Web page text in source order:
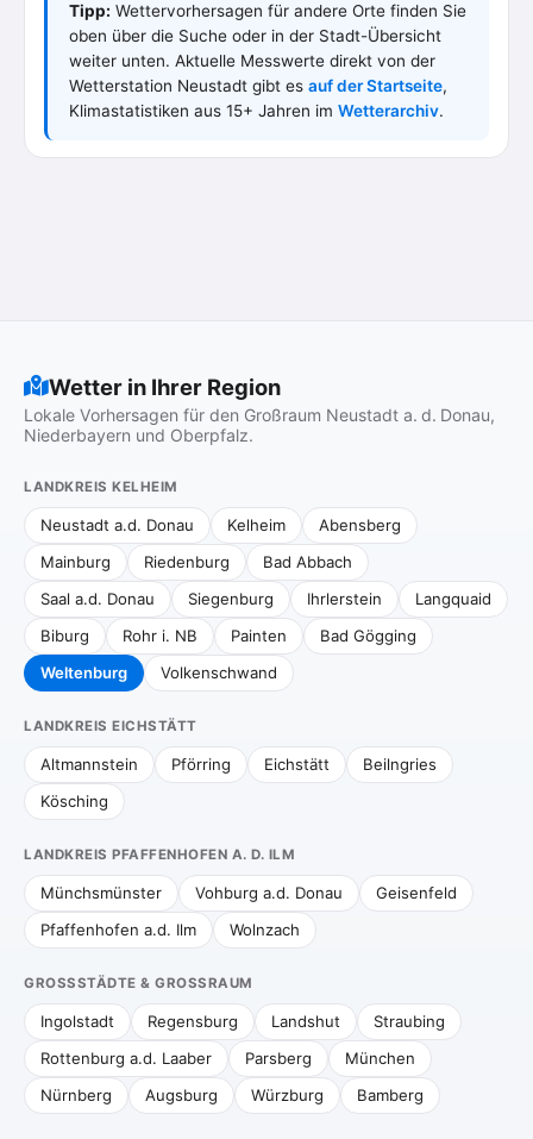
Tipp: Wettervorhersagen für andere Orte finden Sie
oben über die Suche oder in der Stadt-Übersicht
weiter unten. Aktuelle Messwerte direkt von der
Wetterstation Neustadt gibt es auf der Startseite,
Klimastatistiken aus 15+ Jahren im Wetterarchiv.
Wetter in Ihrer Region
Lokale Vorhersagen für den Großraum Neustadt a. d. Donau,
Niederbayern und Oberpfalz.
LANDKREIS KELHEIM
Neustadt a.d. Donau Kelheim
Abensberg
Mainburg
Riedenburg
Bad Abbach
Saal a.d. Donau
Siegenburg Ihrlerstein
Langquaid
Biburg
Rohr i. NB Painten
Bad Gögging
Weltenburg
Volkenschwand
LANDKREIS EICHSTÄTT
Altmannstein Pförring Eichstätt
Beilngries
Kösching
LANDKREIS PFAFFENHOFEN A. D. ILM
Münchsmünster Vohburg a.d. Donau
Geisenfeld
Pfaffenhofen a.d. Ilm
Wolnzach
GROSSSTÄDTE & GROSSRAUM
Ingolstadt Regensburg Landshut
Straubing
Rottenburg a.d. Laaber
Parsberg
München
Nürnberg
Augsburg Würzburg Bamberg